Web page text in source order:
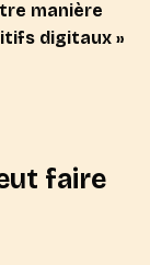
manière
digitaux »
faire